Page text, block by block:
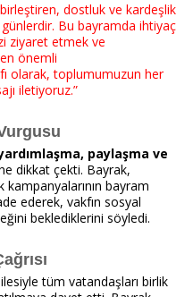
dostluk ve kardeşlik
günlerdir. Bu bayramda ihtiyaç
ziyaret etmek ve
önemli
olarak, toplumumuzun her
iletiyoruz.”
paylaşma ve
dikkat çekti. Bayrak,
bayram
ederek, vakfın sosyal
beklediklerini söyledi.
tüm vatandaşları birlik